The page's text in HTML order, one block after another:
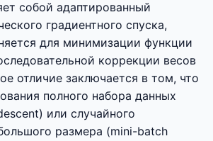
собой адаптированный
градиентного спуска,
для минимизации функции
коррекции весов
отличие заключается в том, что
полного набора данных
или случайного
размера (mini-batch